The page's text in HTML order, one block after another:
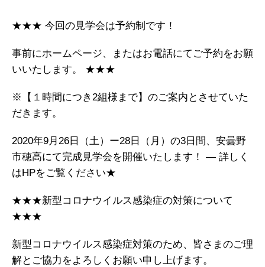
★★★ 今回の見学会は予約制です！
事前にホームページ、またはお電話にてご予約をお願
いいたします。 ★★★
※【１時間につき2組様まで】のご案内とさせていた
だきます。
2020年9月26日（土）ー28日（月）の3日間、安曇野
市穂高にて完成見学会を開催いたします！ — 詳しく
はHPをご覧ください★
★★★新型コロナウイルス感染症の対策について
★★★
新型コロナウイルス感染症対策のため、皆さまのご理
解とご協力をよろしくお願い申し上げます。